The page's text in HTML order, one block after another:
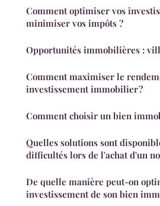
Comment optimiser vos
minimiser vos impôts ?
Opportunités immobilières :
Comment maximiser le
investissement immobilier ?
Comment choisir un bien
Quelles solutions sont
difficultés lors de l'achat d'un
De quelle manière peut-on
investissement de son bien